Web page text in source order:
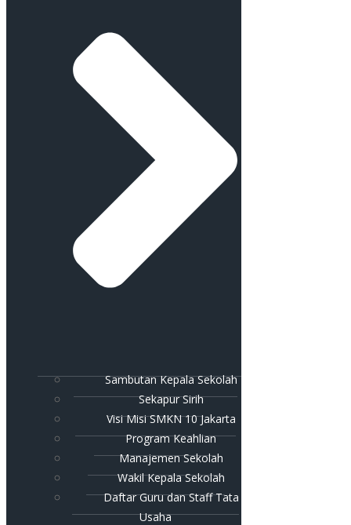
Sambutan Kepala Sekolah
Sekapur Sirih
Visi Misi SMKN 10 Jakarta
Program Keahlian
Manajemen Sekolah
Wakil Kepala Sekolah
Daftar Guru dan Staff Tata
Usaha